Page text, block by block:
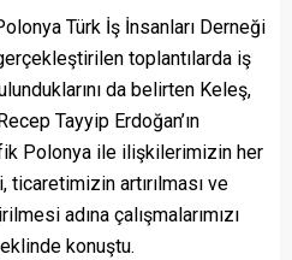
Türk İş İnsanları Derneği
toplantılarda iş
da belirten Keleş,
Tayyip Erdoğan’ın
Polonya ile ilişkilerimizin her
artırılması ve
adına çalışmalarımızı
konuştu.